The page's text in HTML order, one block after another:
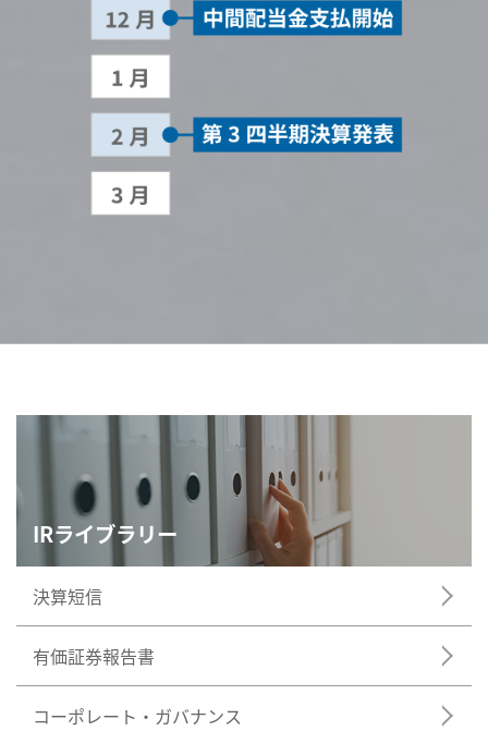
IRライブラリー
決算短信
有価証券報告書
コーポレート・ガバナンス